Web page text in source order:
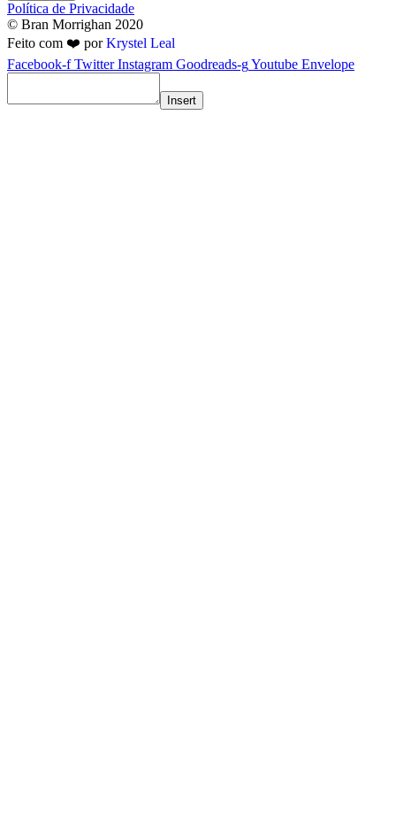
Política de Privacidade
© Bran Morrighan 2020
Feito com ❤️ porKrystel Leal
Facebook-f Twitter Instagram Goodreads-gYoutube Envelope
Insert